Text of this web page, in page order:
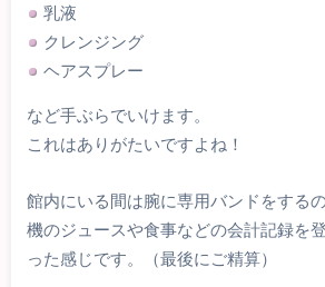
乳液
クレンジング
ヘアスプレー
など手ぶらでいけます。
これはありがたいですよね！
館内にいる間は腕に専用バンドをする
機のジュースや食事などの会計記録を
った感じです。（最後にご精算）